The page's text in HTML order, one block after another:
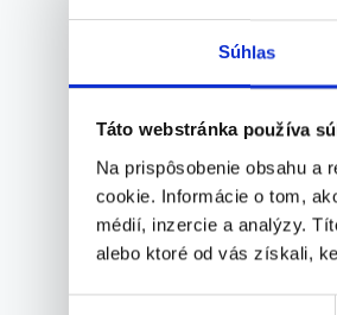
Súhlas
Táto webstránka používa
Na prispôsobenie obsahu a
cookie. Informácie o tom,
médií, inzercie a analýzy.
alebo ktoré od vás získali,